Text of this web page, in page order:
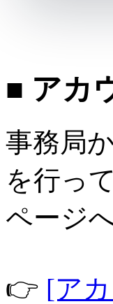
■ アカ
事務局
を行っ
ページ
👉 [ア